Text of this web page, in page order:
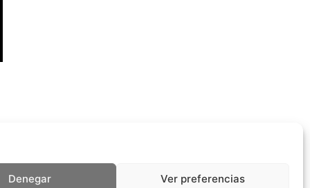
Denegar Ver preferencias